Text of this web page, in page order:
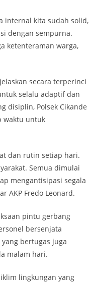
internal kita sudah solid,
dengan sempurna.
ketenteraman warga,
secara terperinci
selalu adaptif dan
disiplin, Polsek Cikande
waktu untuk
dan rutin setiap hari.
Semua dimulai
mengantisipasi segala
AKP Fredo Leonard.
pintu gerbang
bersenjata
bertugas juga
malam hari.
lingkungan yang